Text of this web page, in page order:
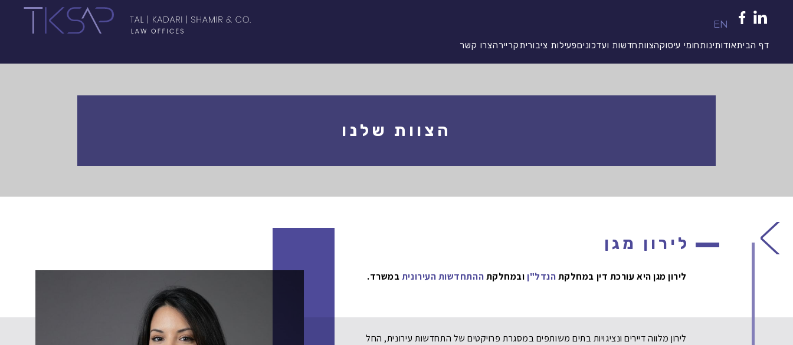
EN
דף הביתאודותינותחומי עיסוקהצוותחדשות ועדכוניםפעילות ציבוריתקריירהצרו קשר
הצוות שלנו
לירון מגן
לירון מגן היא עורכת דין במחלקתהנדל"ן ובמחלקתההתחדשות העירוניתבמשרד.
לירון מלווה דיירים ונציגויות בתים משותפים במסגרת פרויקטים של התחדשות עירונית, החל